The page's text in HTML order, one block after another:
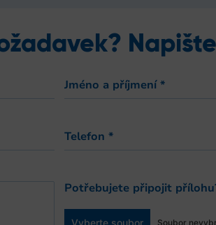
Jméno a příjmení*
Telefon *
Potřebujete připojit
Vyberte soubor Soubor